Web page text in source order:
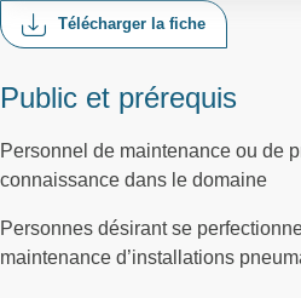
Télécharger la fiche
Public et prérequis
Personnel de maintenance ou de
connaissance dans le domaine
Personnes désirant se
maintenance d’installations